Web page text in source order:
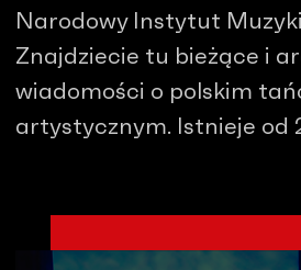
Narodowy Instytut
Znajdziecie tu bieżące i
wiadomości o polskim
artystycznym. Istnieje od